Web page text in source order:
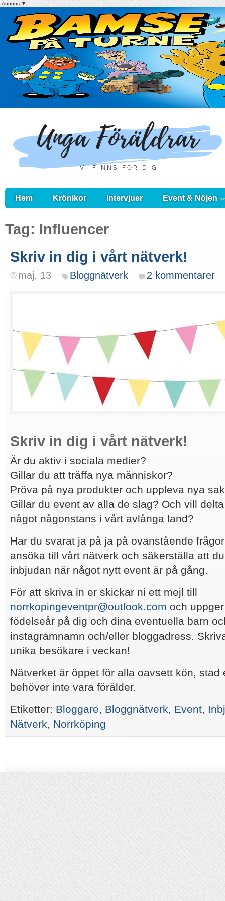
Annons ▼
Hem Krönikor Intervjuer Event & Nöjen
Tag: Influencer
Skriv in dig i vårt nätverk!
maj. 13 Bloggnätverk 2 kommentarer
Skriv in dig i vårt nätverk!
Är du aktiv i sociala medier?
Gillar du att träffa nya människor?
Pröva på nya produkter och uppleva nya
Gillar du event av alla de slag? Och vill
något någonstans i vårt avlånga land?
Har du svarat ja på ja på ovanstående
ansöka till vårt nätverk och säkerställa att
inbjudan när något nytt event är på gång.
För att skriva in er skickar ni ett mejl till
norrkopingeventpr@outlook.com och
födelseår på dig och dina eventuella barn
instagramnamn och/eller bloggadress.
unika besökare i veckan!
Nätverket är öppet för alla oavsett kön, stad
behöver inte vara förälder.
Etiketter: Bloggare, Bloggnätverk, Event,
Nätverk, Norrköping